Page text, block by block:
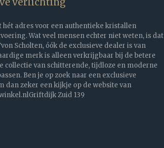
adres voor een authentieke kristallen
Wat veel mensen echter niet weten, is dat
Scholten, óók de exclusieve dealer is van
merk is alleen verkrijgbaar bij de betere
van schitterende, tijdloze en moderne
Ben je op zoek naar een exclusieve
dan zeker een kijkje op de website van
Zuid 139